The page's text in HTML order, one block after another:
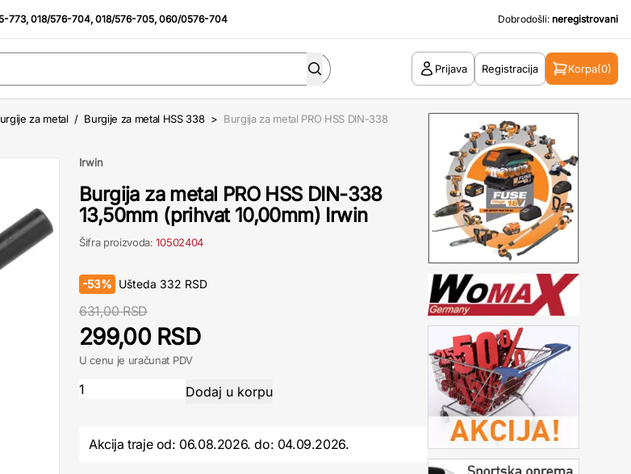
773,018/576-704,018/576-705,060/0576-704 Dobrodošli: neregistrovani
Prijava Registracija Korpa(0)
za metal / Burgije za metal HSS 338 > Burgija za metal PRO HSS DIN-338
Irwin
Burgija za metal PRO HSS DIN-338
13,50mm (prihvat 10,00mm) Irwin
Šifra proizvoda:10502404
-53% Ušteda 332 RSD
631,00 RSD
299,00 RSD
U cenu je uračunat PDV
Akcija traje od: 06.08.2026.do: 04.09.2026.